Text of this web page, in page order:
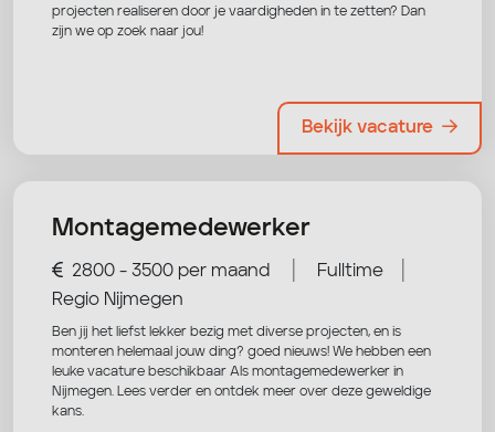
projecten realiseren door je vaardigheden in te zetten? Dan
zijn we op zoek naar jou!
Bekijk vacature
Montagemedewerker
2800 - 3500 per maand Fulltime
Regio Nijmegen
Ben jij het liefst lekker bezig met diverse projecten, en is
monteren helemaal jouw ding? goed nieuws! We hebben een
leuke vacature beschikbaar Als montagemedewerker in
Nijmegen. Lees verder en ontdek meer over deze geweldige
kans.